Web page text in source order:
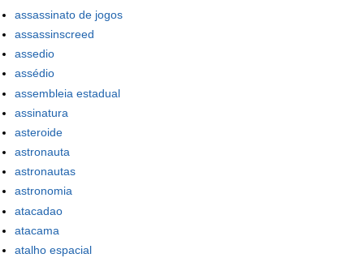
assassinato de jogos
assassinscreed
assedio
assédio
assembleia estadual
assinatura
asteroide
astronauta
astronautas
astronomia
atacadao
atacama
atalho espacial